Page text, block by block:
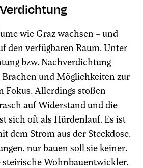
wie Graz wachsen – und
den verfügbaren Raum. Unter
bzw. Nachverdichtung
und Möglichkeiten zur
Fokus. Allerdings stoßen
auf Widerstand und die
sich oft als Hürdenlauf. Es ist
dem Strom aus der Steckdose.
nur bauen soll sie keiner.
Wohnbauentwickler,